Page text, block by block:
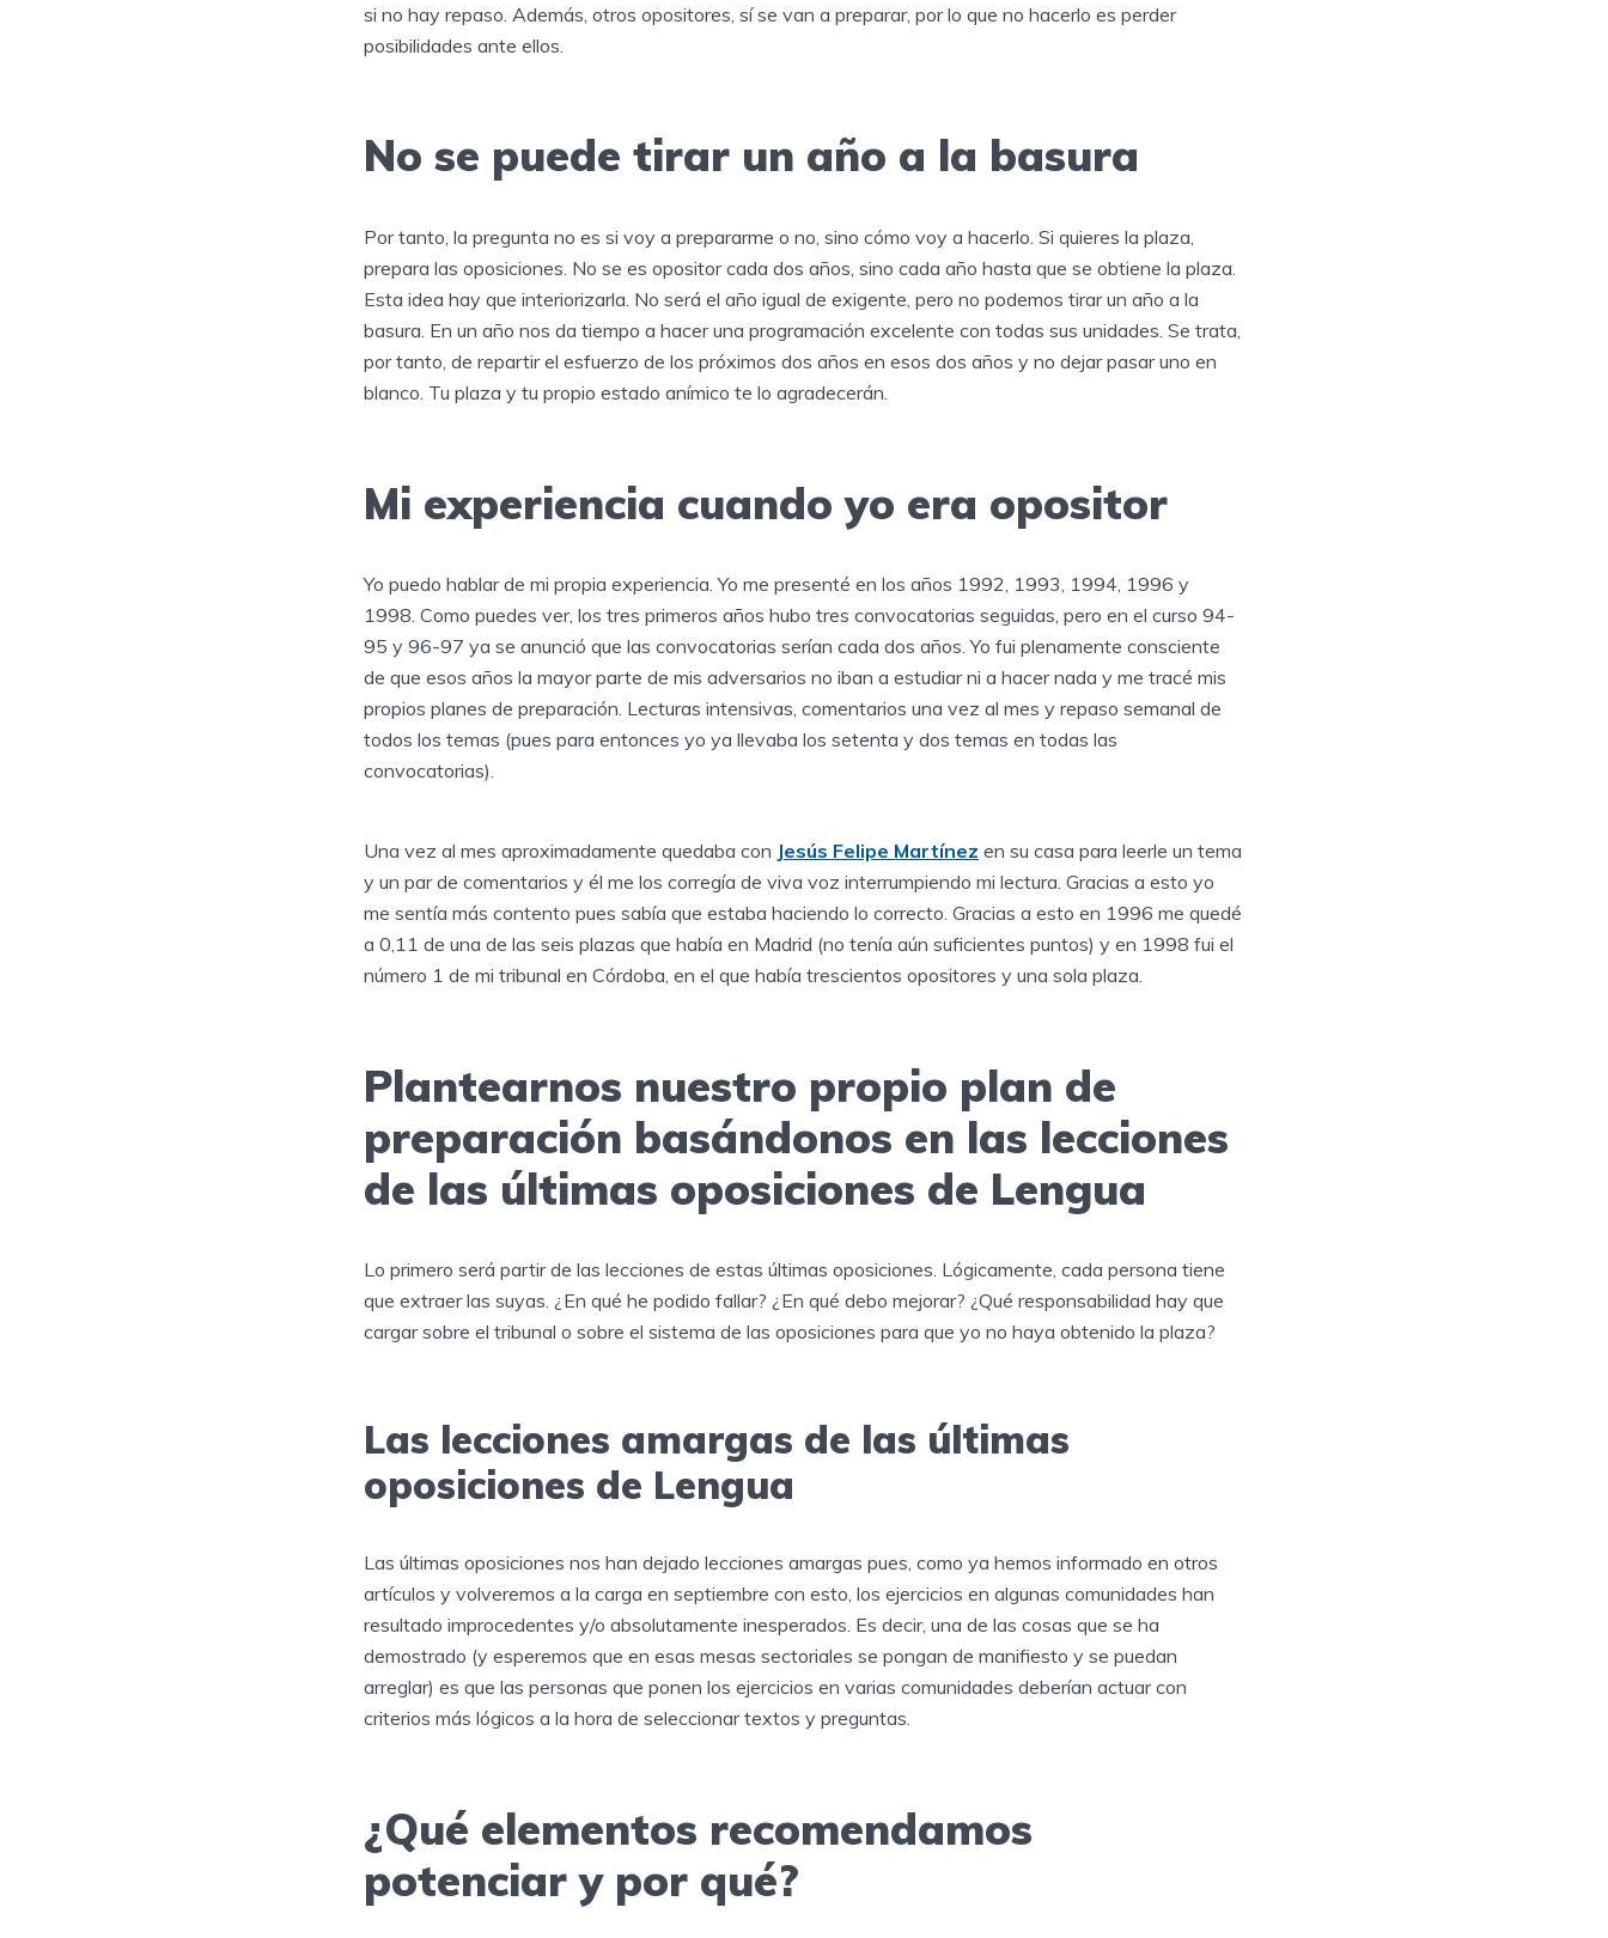
si no hay repaso. Además, otros opositores, sí se van a preparar, por lo que no hacerlo es perder
posibilidades ante ellos.
No se puede tirar un año a la basura
Por tanto, la pregunta no es si voy a prepararme o no, sino cómo voy a hacerlo. Si quieres la plaza,
prepara las oposiciones. No se es opositor cada dos años, sino cada año hasta que se obtiene la plaza.
Esta idea hay que interiorizarla. No será el año igual de exigente, pero no podemos tirar un año a la
basura. En un año nos da tiempo a hacer una programación excelente con todas sus unidades. Se trata,
por tanto, de repartir el esfuerzo de los próximos dos años en esos dos años y no dejar pasar uno en
blanco. Tu plaza y tu propio estado anímico te lo agradecerán.
Mi experiencia cuando yo era opositor
Yo puedo hablar de mi propia experiencia. Yo me presenté en los años 1992, 1993, 1994, 1996 y
1998. Como puedes ver, los tres primeros años hubo tres convocatorias seguidas, pero en el curso 94-
95 y 96-97 ya se anunció que las convocatorias serían cada dos años. Yo fui plenamente consciente
de que esos años la mayor parte de mis adversarios no iban a estudiar ni a hacer nada y me tracé mis
propios planes de preparación. Lecturas intensivas, comentarios una vez al mes y repaso semanal de
todos los temas (pues para entonces yo ya llevaba los setenta y dos temas en todas las
convocatorias).
Una vez al mes aproximadamente quedaba con Jesús Felipe Martínez en su casa para leerle un tema
y un par de comentarios y él me los corregía de viva voz interrumpiendo mi lectura. Gracias a esto yo
me sentía más contento pues sabía que estaba haciendo lo correcto. Gracias a esto en 1996 me quedé
a 0,11 de una de las seis plazas que había en Madrid (no tenía aún suficientes puntos) y en 1998 fui el
número 1 de mi tribunal en Córdoba, en el que había trescientos opositores y una sola plaza.
Plantearnos nuestro propio plan de
preparación basándonos en las lecciones
de las últimas oposiciones de Lengua
Lo primero será partir de las lecciones de estas últimas oposiciones. Lógicamente, cada persona tiene
que extraer las suyas. ¿En qué he podido fallar? ¿En qué debo mejorar? ¿Qué responsabilidad hay que
cargar sobre el tribunal o sobre el sistema de las oposiciones para que yo no haya obtenido la plaza?
Las lecciones amargas de las últimas
oposiciones de Lengua
Las últimas oposiciones nos han dejado lecciones amargas pues, como ya hemos informado en otros
artículos y volveremos a la carga en septiembre con esto, los ejercicios en algunas comunidades han
resultado improcedentes y/o absolutamente inesperados. Es decir, una de las cosas que se ha
demostrado (y esperemos que en esas mesas sectoriales se pongan de manifiesto y se puedan
arreglar) es que las personas que ponen los ejercicios en varias comunidades deberían actuar con
criterios más lógicos a la hora de seleccionar textos y preguntas.
¿Qué elementos recomendamos
potenciar y por qué?